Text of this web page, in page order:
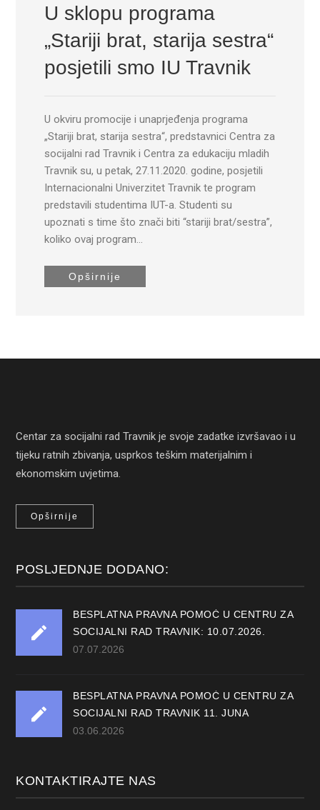
U sklopu programa
„Stariji brat, starija sestra“
posjetili smo IU Travnik
U okviru promocije i unaprjeđenja programa
„Stariji brat, starija sestra“, predstavnici Centra za
socijalni rad Travnik i Centra za edukaciju mladih
Travnik su, u petak, 27.11.2020. godine, posjetili
Internacionalni Univerzitet Travnik te program
predstavili studentima IUT-a. Studenti su
upoznati s time što znači biti “stariji brat/sestra”,
koliko ovaj program…
Opširnije
Centar za socijalni rad Travnik je svoje zadatke izvršavao i u
tijeku ratnih zbivanja, usprkos teškim materijalnim i
ekonomskim uvjetima.
Opširnije
POSLJEDNJE DODANO:
BESPLATNA PRAVNA POMOĆ U CENTRU ZA
SOCIJALNI RAD TRAVNIK: 10.07.2026.
07.07.2026
BESPLATNA PRAVNA POMOĆ U CENTRU ZA
SOCIJALNI RAD TRAVNIK 11. JUNA
03.06.2026
KONTAKTIRAJTE NAS